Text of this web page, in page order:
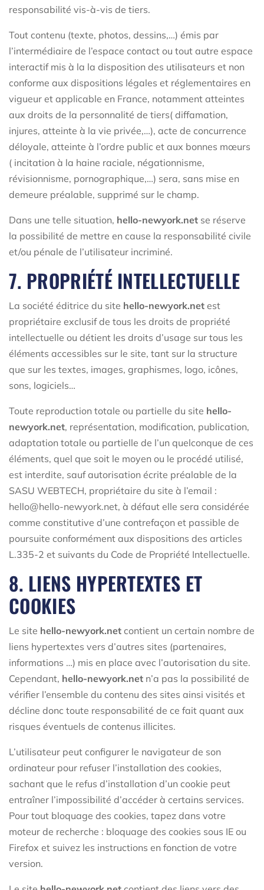
responsabilité vis-à-vis de tiers.
Tout contenu (texte, photos, dessins,…) émis par
l’intermédiaire de l’espace contact ou tout autre espace
interactif mis à la la disposition des utilisateurs et non
conforme aux dispositions légales et réglementaires en
vigueur et applicable en France, notamment atteintes
aux droits de la personnalité de tiers( diffamation,
injures, atteinte à la vie privée,…), acte de concurrence
déloyale, atteinte à l’ordre public et aux bonnes mœurs
( incitation à la haine raciale, négationnisme,
révisionnisme, pornographique,…) sera, sans mise en
demeure préalable, supprimé sur le champ.
Dans une telle situation, hello-newyork.net se réserve
la possibilité de mettre en cause la responsabilité civile
et/ou pénale de l’utilisateur incriminé.
7. PROPRIÉTÉ INTELLECTUELLE
La société éditrice du site hello-newyork.net est
propriétaire exclusif de tous les droits de propriété
intellectuelle ou détient les droits d’usage sur tous les
éléments accessibles sur le site, tant sur la structure
que sur les textes, images, graphismes, logo, icônes,
sons, logiciels…
Toute reproduction totale ou partielle du site hello-
newyork.net, représentation, modification, publication,
adaptation totale ou partielle de l’un quelconque de ces
éléments, quel que soit le moyen ou le procédé utilisé,
est interdite, sauf autorisation écrite préalable de la
SASU WEBTECH, propriétaire du site à l’email :
hello@hello-newyork.net, à défaut elle sera considérée
comme constitutive d’une contrefaçon et passible de
poursuite conformément aux dispositions des articles
L.335-2 et suivants du Code de Propriété Intellectuelle.
8. LIENS HYPERTEXTES ET
COOKIES
Le site hello-newyork.net contient un certain nombre de
liens hypertextes vers d’autres sites (partenaires,
informations …) mis en place avec l’autorisation du site.
Cependant, hello-newyork.net n’a pas la possibilité de
vérifier l’ensemble du contenu des sites ainsi visités et
décline donc toute responsabilité de ce fait quant aux
risques éventuels de contenus illicites.
L’utilisateur peut configurer le navigateur de son
ordinateur pour refuser l’installation des cookies,
sachant que le refus d’installation d’un cookie peut
entraîner l’impossibilité d’accéder à certains services.
Pour tout bloquage des cookies, tapez dans votre
moteur de recherche : bloquage des cookies sous IE ou
Firefox et suivez les instructions en fonction de votre
version.